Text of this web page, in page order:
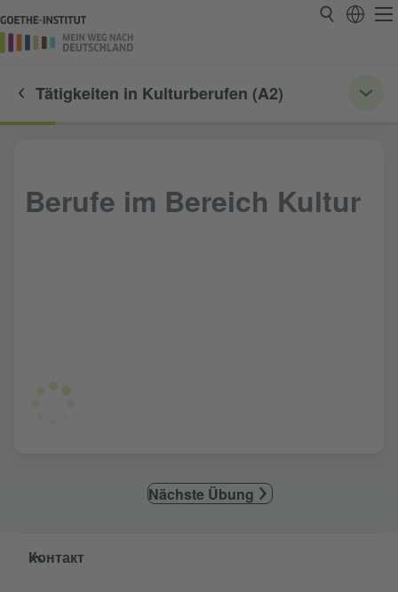
Tätigkeiten in Kulturberufen (A2)
Berufe im Bereich Kultur
Nächste Übung
Service- und Informationsbereich
Контакт